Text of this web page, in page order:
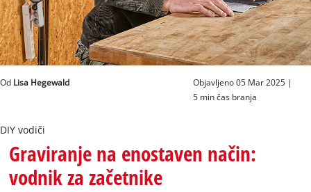
Slovenščina
SLSlovenščina
Od Lisa Hegewald
Objavljeno 05 Mar 2025 |
5 min čas branja
DIY vodiči
Graviranje na enostaven način:
vodnik za začetnike